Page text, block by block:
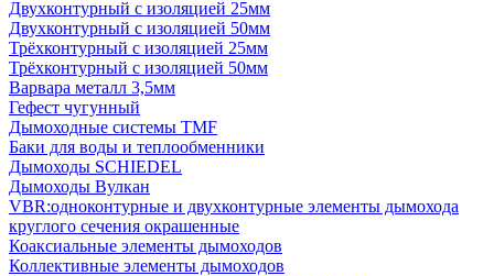
Двухконтурный с изоляцией 25мм
Двухконтурный с изоляцией 50мм
Трёхконтурный с изоляцией 25мм
Трёхконтурный с изоляцией 50мм
Варвара металл 3,5мм
Гефест чугунный
Дымоходные системы TMF
Баки для воды и теплообменники
Дымоходы SCHIEDEL
Дымоходы Вулкан
VBR:одноконтурные и двухконтурные элементы дымохода
круглого сечения окрашенные
Коаксиальные элементы дымоходов
Коллективные элементы дымоходов